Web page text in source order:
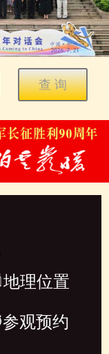
地理位置
参观预约